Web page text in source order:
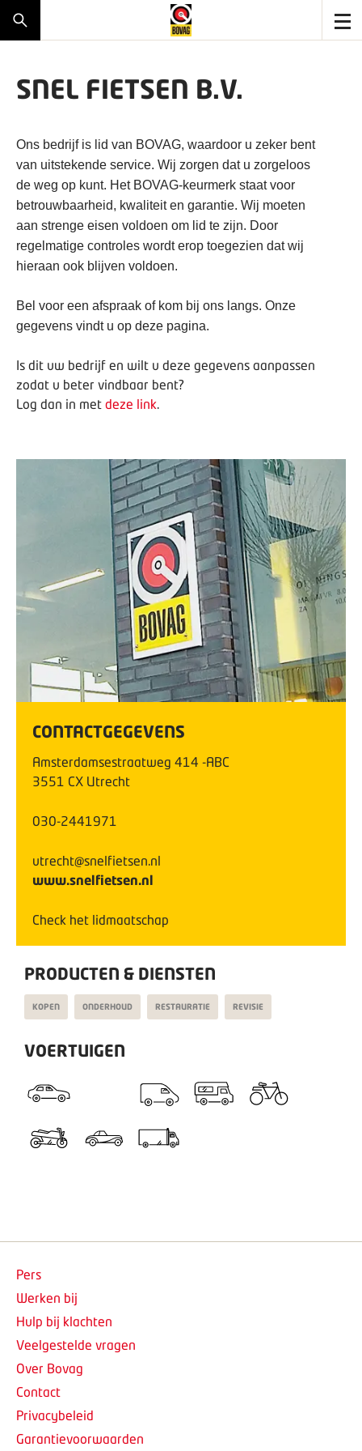
SNEL FIETSEN B.V.
Ons bedrijf is lid van BOVAG, waardoor u zeker bent
van uitstekende service. Wij zorgen dat u zorgeloos
de weg op kunt. Het BOVAG-keurmerk staat voor
betrouwbaarheid, kwaliteit en garantie. Wij moeten
aan strenge eisen voldoen om lid te zijn. Door
regelmatige controles wordt erop toegezien dat wij
hieraan ook blijven voldoen.
Bel voor een afspraak of kom bij ons langs. Onze
gegevens vindt u op deze pagina.
Is dit uw bedrijf en wilt u deze gegevens aanpassen
zodat u beter vindbaar bent?
Log dan in met deze link.
CONTACTGEGEVENS
Amsterdamsestraatweg 414 -ABC
3551 CX Utrecht
030-2441971
utrecht@snelfietsen.nl
www.snelfietsen.nl
Check het lidmaatschap
PRODUCTEN & DIENSTEN
KOPEN ONDERHOUD RESTAURATIE REVISIE
VOERTUIGEN
Pers
Werken bij
Hulp bij klachten
Veelgestelde vragen
Over Bovag
Contact
Privacybeleid
Garantievoorwaarden